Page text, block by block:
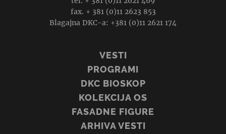
fax. + 381 (0)11 2623 853
Blagajna DKC-a: +381 (0)11 2621 174
VESTI
PROGRAMI
DKC BIOSKOP
KOLEKCIJA OS
FASADNE FIGURE
ARHIVA VESTI